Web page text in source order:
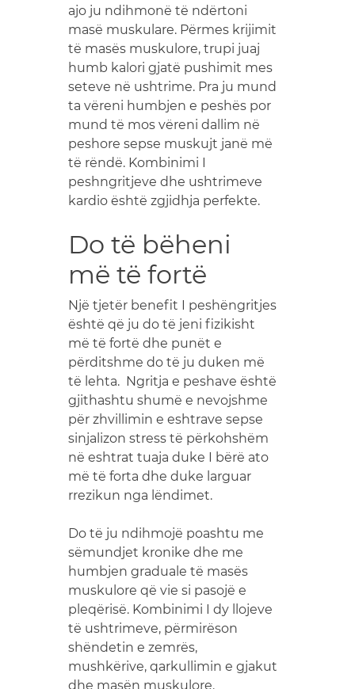
ajo ju ndihmonë të ndërtoni
masë muskulare. Përmes krijimit
të masës muskulore, trupi juaj
humb kalori gjatë pushimit mes
seteve në ushtrime. Pra ju mund
ta vëreni humbjen e peshës por
mund të mos vëreni dallim në
peshore sepse muskujt janë më
të rëndë. Kombinimi I
peshngritjeve dhe ushtrimeve
kardio është zgjidhja perfekte.
Do të bëheni
më të fortë
Një tjetër benefit I peshëngritjes
është që ju do të jeni fizikisht
më të fortë dhe punët e
përditshme do të ju duken më
të lehta. Ngritja e peshave është
gjithashtu shumë e nevojshme
për zhvillimin e eshtrave sepse
sinjalizon stress të përkohshëm
në eshtrat tuaja duke I bërë ato
më të forta dhe duke larguar
rrezikun nga lëndimet.
Do të ju ndihmojë poashtu me
sëmundjet kronike dhe me
humbjen graduale të masës
muskulore që vie si pasojë e
pleqërisë. Kombinimi I dy llojeve
të ushtrimeve, përmirëson
shëndetin e zemrës,
mushkërive, qarkullimin e gjakut
dhe masën muskulore.